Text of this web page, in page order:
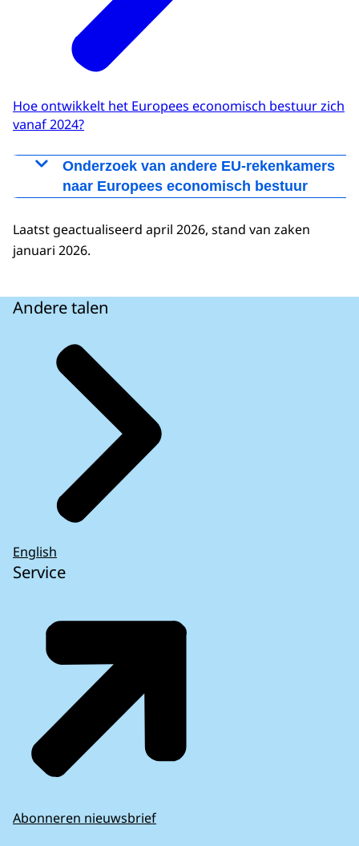
Hoe ontwikkelt het Europees economisch bestuur zich
vanaf 2024?
Onderzoek van andere EU-rekenkamers
naar Europees economisch bestuur
EU-begroting
Laatst geactualiseerd april 2026, stand van zaken
januari 2026.
Andere talen
English
Service
Abonneren nieuwsbrief